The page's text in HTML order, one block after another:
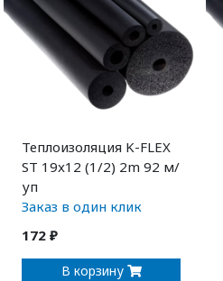
Теплоизоляция K-FLEX
ST 19x12 (1/2) 2m 92 м/
уп
Заказ в один клик
172 ₽
В корзину